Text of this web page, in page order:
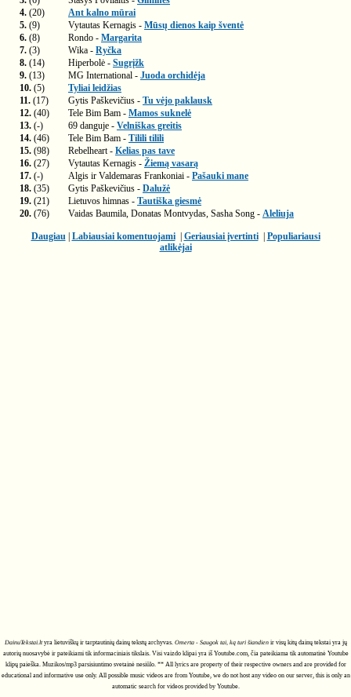
4. (20)
Ant kalno mūrai
5. (9) Vytautas Kernagis - Mūsų dienos kaip šventė
6. (8) Rondo - Margarita
7. (3) Wika - Ryčka
8. (14) Hiperbolė - Sugrįžk
9. (13) MG International - Juoda orchidėja
10. (5)
Tyliai leidžias
11. (17) Gytis Paškevičius - Tu vėjo paklausk
12. (40) Tele Bim Bam - Mamos suknelė
13. (-) 69 danguje - Velniškas greitis
14. (46) Tele Bim Bam - Tilili tilili
15. (98) Rebelheart - Kelias pas tave
16. (27) Vytautas Kernagis - Žiemą vasarą
17. (-) Algis ir Valdemaras Frankoniai - Pašauki mane
18. (35) Gytis Paškevičius - Dalužė
19. (21) Lietuvos himnas - Tautiška giesmė
20. (76) Vaidas Baumila, Donatas Montvydas, Sasha Song - Aleliuja
Daugiau| Labiausiai komentuojami| Geriausiai įvertinti| Populiariausi
atlikėjai
DainuTekstai.ltyra lietuviškų ir tarptautinių dainų tekstų archyvas. Omerta - Saugok tai, ką turi šiandienir visų kitų dainų tekstai yra jų
autorių nuosavybė ir pateikiami tik informaciniais tikslais. Visi vaizdo klipai yra iš Youtube.com, čia pateikiama tik automatinė Youtube
klipų paieška. Muzikos/mp3 parsisiuntimo svetainė nesiūlo. ** All lyrics are property of their respective owners and are provided for
educational and informative use only. All possible music videos are from Youtube, we do not host any video on our server, this is only an
automatic search for videos provided by Youtube.